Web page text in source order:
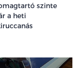
szinte
a heti